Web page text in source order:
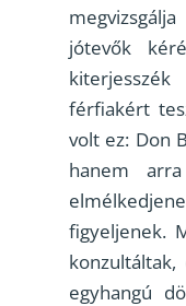
jótevők
férfiakért
volt ez: Don
hanem
figyeljenek.
egyhangú